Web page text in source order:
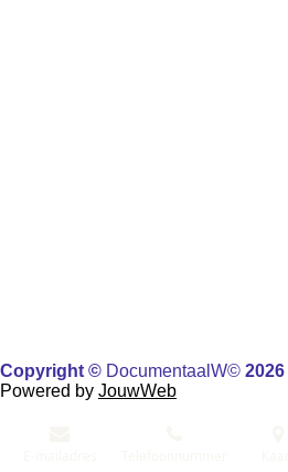
Copyright © Documentaal W© 2026
Powered by JouwWeb